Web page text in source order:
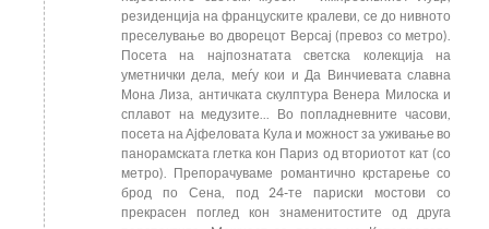
резиденција на француските кралеви, се до нивното
преселување во дворецот Версај (превоз со метро).
Посета на најпознатата светска колекција на
уметнички дела, меѓу кои и Да Винчиевата славна
Мона Лиза, античката скулптура Венера Милоска и
сплавот на медузите... Во попладневните часови,
посета на Ајфеловата Кула и можност за уживање во
панорамската глетка кон Париз од вториотот кат (со
метро). Препорачуваме романтично крстарење со
брод по Сена, под 24-те париски мостови со
прекрасен поглед кон знаменитостите од друга